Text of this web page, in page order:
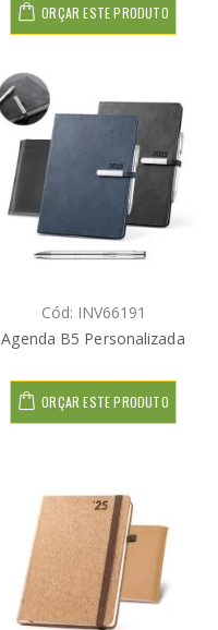
ORÇAR ESTE PRODUTO
Cód: INV66191
Agenda B5 Personalizada
ORÇAR ESTE PRODUTO